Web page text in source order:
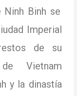
Ninh Binh se
Imperial
de su
Vietnam
y la dinastía